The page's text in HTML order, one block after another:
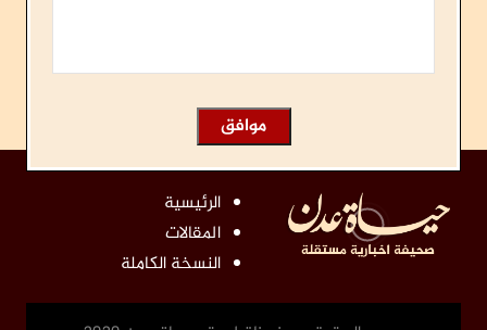
الرئيسية
المقالات
النسخة الكاملة